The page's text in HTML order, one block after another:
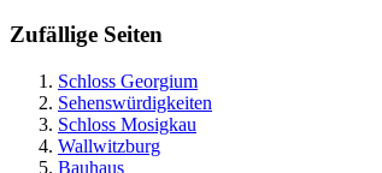
Zufällige Seiten
Schloss Georgium
Sehenswürdigkeiten
Schloss Mosigkau
Wallwitzburg
Bauhaus